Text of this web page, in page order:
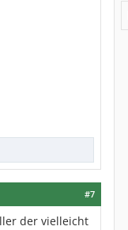
#7
der vielleicht